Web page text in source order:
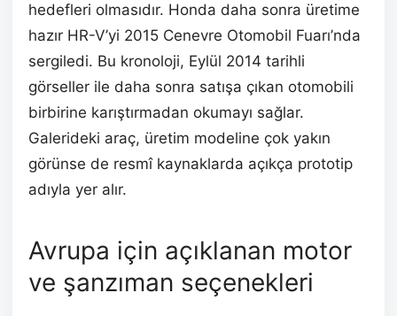
hedefleri olmasıdır. Honda daha sonra üretime
hazır HR-V’yi 2015 Cenevre Otomobil Fuarı’nda
sergiledi. Bu kronoloji, Eylül 2014 tarihli
görseller ile daha sonra satışa çıkan otomobili
birbirine karıştırmadan okumayı sağlar.
Galerideki araç, üretim modeline çok yakın
görünse de resmî kaynaklarda açıkça prototip
adıyla yer alır.
Avrupa için açıklanan motor
ve şanzıman seçenekleri